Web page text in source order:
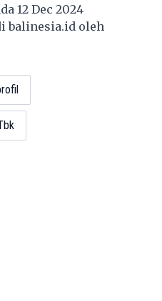
12 Dec 2024
balinesia.id oleh